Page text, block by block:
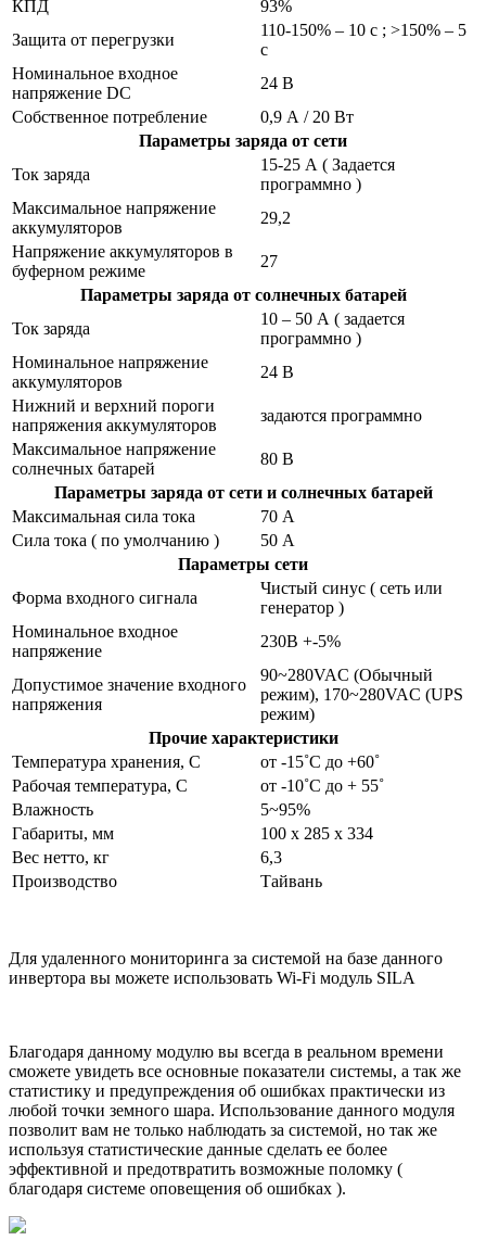
КПД
93%
Защита от перегрузки
110-150% – 10 с ; >150% – 5
с
Номинальное входное
напряжение DC
24 В
Собственное потребление
0,9 А / 20 Вт
Параметры заряда от сети
Ток заряда
15-25 А ( Задается
программно )
Максимальное напряжение
аккумуляторов
29,2
Напряжение аккумуляторов в
буферном режиме
27
Параметры заряда от солнечных батарей
Ток заряда
10 – 50 А ( задается
программно )
Номинальное напряжение
аккумуляторов
24 В
Нижний и верхний пороги
напряжения аккумуляторов
задаются программно
Максимальное напряжение
солнечных батарей
80 В
Параметры заряда от сети и солнечных батарей
Максимальная сила тока
70 А
Сила тока ( по умолчанию )
50 А
Параметры сети
Форма входного сигнала
Чистый синус ( сеть или
генератор )
Номинальное входное
напряжение
230В +-5%
Допустимое значение входного
напряжения
90~280VAC (Обычный
режим), 170~280VAC (UPS
режим)
Прочие характеристики
Температура хранения, С
от -15˚С до +60˚
Рабочая температура, С
от -10˚С до + 55˚
Влажность
5~95%
Габариты, мм
100 х 285 х 334
Вес нетто, кг
6,3
Производство
Тайвань
Для удаленного мониторинга за системой на базе данного
инвертора вы можете использовать Wi-Fi модуль SILA
Благодаря данному модулю вы всегда в реальном времени
сможете увидеть все основные показатели системы, а так же
статистику и предупреждения об ошибках практически из
любой точки земного шара. Использование данного модуля
позволит вам не только наблюдать за системой, но так же
используя статистические данные сделать ее более
эффективной и предотвратить возможные поломку (
благодаря системе оповещения об ошибках ).